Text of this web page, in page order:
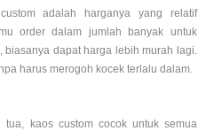
adalah harganya yang relatif
order dalam jumlah banyak untuk
biasanya dapat harga lebih murah lagi.
harus merogoh kocek terlalu dalam.
kaos custom cocok untuk semua